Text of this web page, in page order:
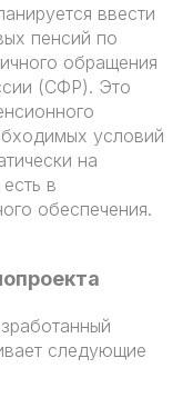
ввести
пенсий по
обращения
(СФР). Это
условий
на
в
обеспечения.
следующие